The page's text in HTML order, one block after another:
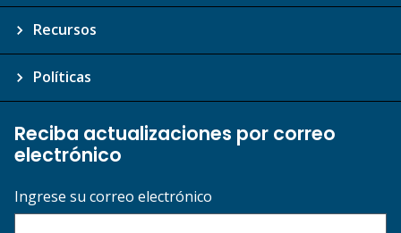
Recursos
Políticas
Reciba actualizaciones por correo
electrónico
Ingrese su correo electrónico